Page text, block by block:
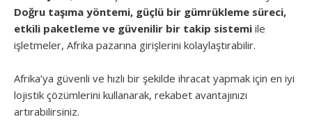
Doğru taşıma yöntemi, güçlü bir gümrükleme süreci,
etkili paketleme ve güvenilir bir takip sistemi ile
işletmeler, Afrika pazarına girişlerini kolaylaştırabilir.
Afrika’ya güvenli ve hızlı bir şekilde ihracat yapmak için en iyi
lojistik çözümlerini kullanarak, rekabet avantajınızı
artırabilirsiniz.